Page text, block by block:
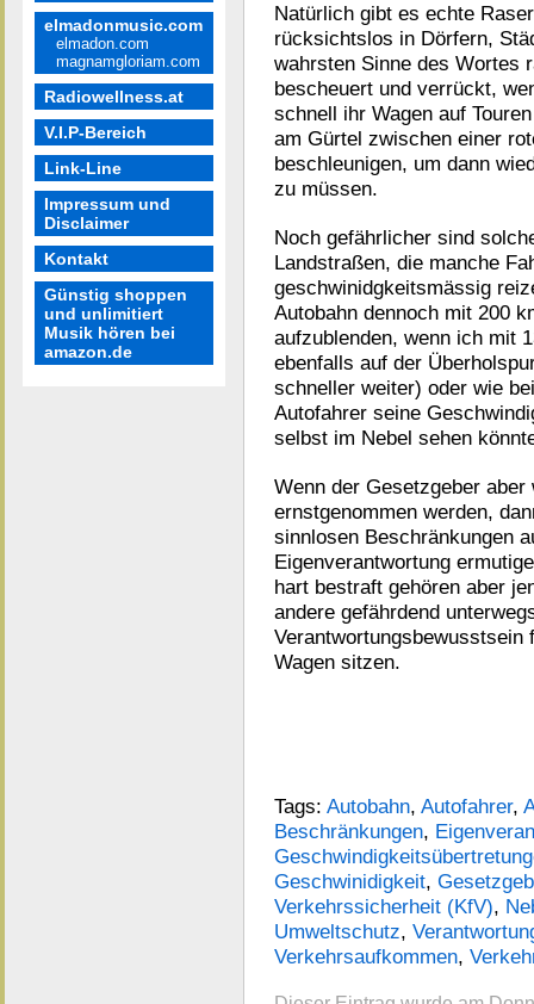
elmadonmusic.com
elmadon.com
magnamgloriam.com
Radiowellness.at
V.I.P-Bereich
Link-Line
Impressum und
Disclaimer
Kontakt
Günstig shoppen
und unlimitiert
Musik hören bei
amazon.de
Natürlich gibt es echte
rücksichtslos in Dörfern,
wahrsten Sinne des Wortes
bescheuert und verrückt,
schnell ihr Wagen auf
am Gürtel zwischen einer
beschleunigen, um dann
zu müssen.
Noch gefährlicher sind
Landstraßen, die manche
geschwinidgkeitsmässig
Autobahn dennoch mit 200
aufzublenden, wenn ich mit
ebenfalls auf der
schneller weiter) oder wie
Autofahrer seine
selbst im Nebel sehen
Wenn der Gesetzgeber
ernstgenommen werden,
sinnlosen Beschränkungen
Eigenverantwortung
hart bestraft gehören aber
andere gefährdend
Wagen sitzen.
Tags: Autobahn, Autofahrer,
Beschränkungen,
Geschwinidigkeit,
Verkehrssicherheit (KfV),
Umweltschutz,
Verkehrsaufkommen,